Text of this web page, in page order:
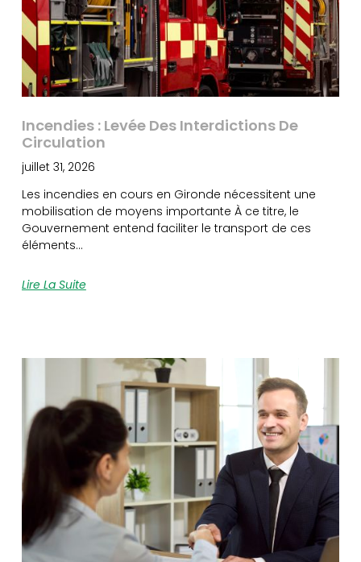
Incendies : Levée Des Interdictions De
Circulation
juillet 31, 2026
Les incendies en cours en Gironde nécessitent une
mobilisation de moyens importante À ce titre, le
Gouvernement entend faciliter le transport de ces
éléments…
Lire La Suite